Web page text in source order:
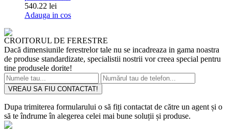
540.22 lei
Adauga in cos
CROITORUL DE FERESTRE
Dacă dimensiunile ferestrelor tale nu se incadreaza in gama noastra
de produse standardizate, specialistii nostrii vor creea special pentru
tine produsele dorite!
VREAU SA FIU CONTACTAT!
Dupa trimiterea formularului o să fiți contactat de către un agent și o
să te îndrume în alegerea celei mai bune soluții și produse.